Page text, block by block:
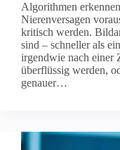
Algorithmen
Nierenversagen
kritisch werden.
sind – schneller als
irgendwie nach einer
überflüssig werden,
genauer…